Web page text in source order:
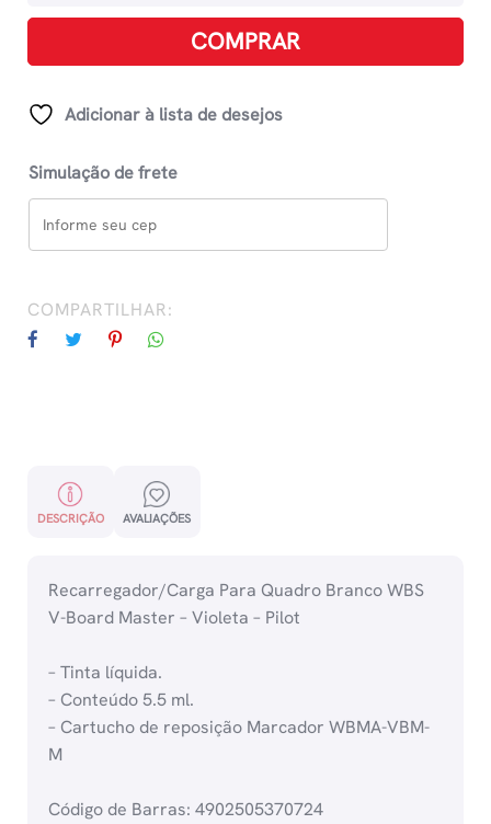
Quadro
Branco
V-
Master
-
Violeta
quantidade
COMPRAR
Adicionar à lista de desejos
Simulação de frete
COMPARTILHAR:
DESCRIÇÃO AVALIAÇÕES
Recarregador/Carga Para Quadro Branco WBS
V-Board Master – Violeta – Pilot
– Tinta líquida.
– Conteúdo 5.5 ml.
– Cartucho de reposição Marcador WBMA-VBM-
M
Código de Barras: 4902505370724